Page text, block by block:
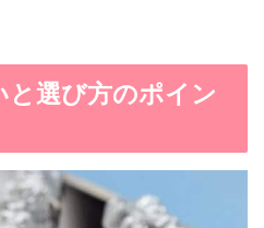
と選び方のポイン